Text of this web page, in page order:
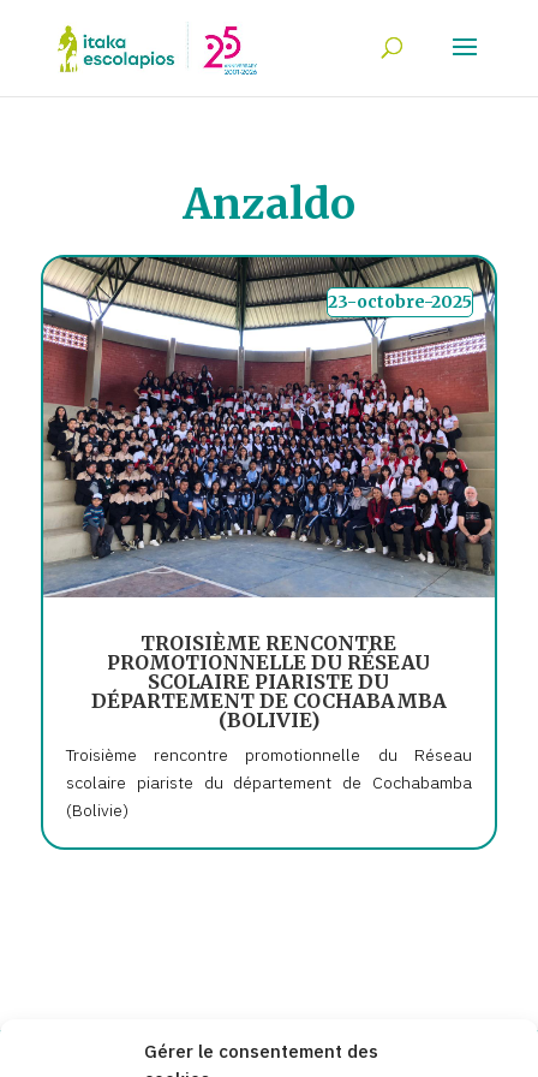
Gérer le consentement des
Anzaldo
TROISIÈME RENCONTRE
PROMOTIONNELLE DU RÉSEAU
SCOLAIRE PIARISTE DU
DÉPARTEMENT DE COCHABAMBA
(BOLIVIE)
23-octobre-2025
Troisième rencontre promotionnelle du Réseau
scolaire piariste du département de Cochabamba
(Bolivie)